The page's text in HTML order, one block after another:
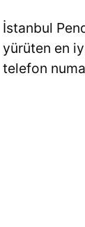
İstanbul
yürüten en
telefon